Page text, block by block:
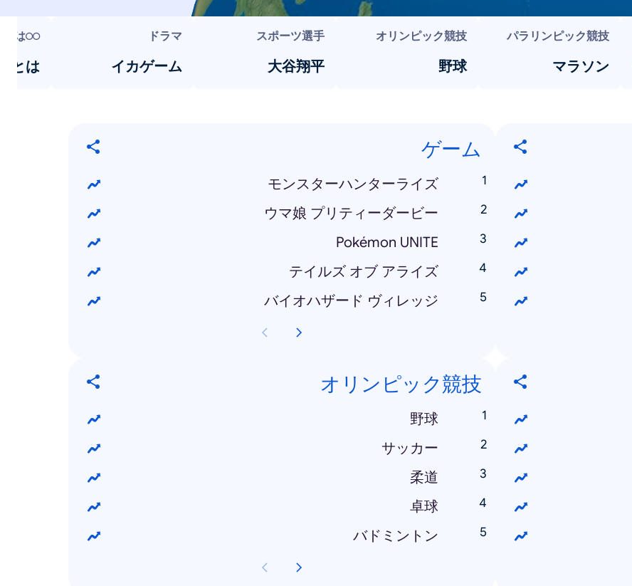
パラリンピック競技
マラソン
オリンピック競技
野球
スポーツ選手
大谷翔平
ドラマ
イカゲーム
◯◯とは
とは
ゲーム
モンスターハンターライズ
ウマ娘 プリティーダービー
Pokémon UNITE
テイルズ オブ アライズ
バイオハザード ヴィレッジ
オリンピック競技
野球
サッカー
柔道
卓球
バドミントン